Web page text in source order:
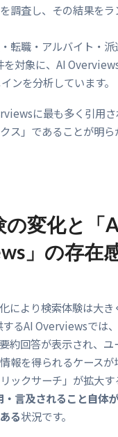
調査し、その結果を
転職・アルバイト・
を対象に、AI
ンを分析しています。
に最も多く引用
ス」であることが明
の変化と「
」の存在
により検索体験は大き
るAI Overviewsでは
約回答が表示され、
報を得られるケースが
ックサーチ」が拡大す
言及されること自体
る状況です。